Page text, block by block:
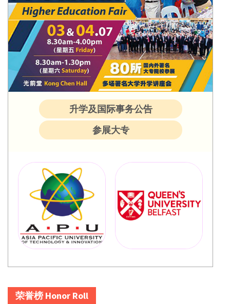
升学及国际事务公告
参展大专
荣誉榜 Honor Roll